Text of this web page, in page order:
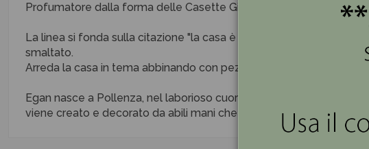
Profumatore dalla forma delle Casette Gialle completo di 4
La linea si fonda sulla citazione "la casa è dove si trova il Cuore"
smaltato.
Arreda la casa in tema abbinando con pezzi della stessa linea
Egan nasce a Pollenza, nel laborioso cuore delle Marche,
viene creato e decorato da abili mani che tramandano il loro